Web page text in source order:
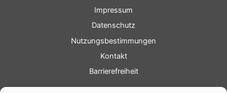
Impressum
Datenschutz
Nutzungsbestimmungen
Kontakt
Barrierefreiheit